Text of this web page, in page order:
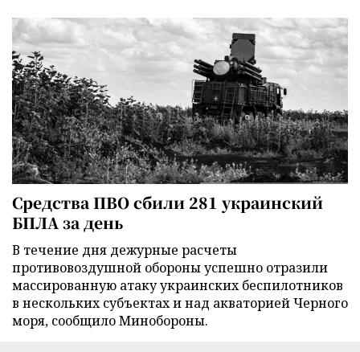
Средства ПВО сбили 281 украинский
БПЛА за день
В течение дня дежурные расчеты
противовоздушной обороны успешно отразили
массированную атаку украинских беспилотников
в нескольких субъектах и над акваторией Черного
моря, сообщило Минобороны.